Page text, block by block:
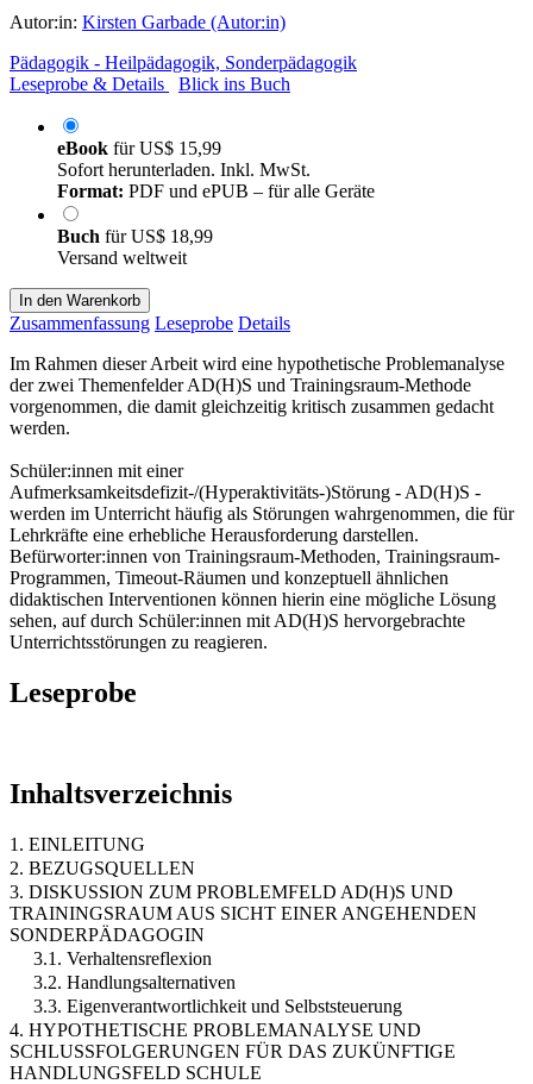
Autor:in: Kirsten Garbade (Autor:in)
Pädagogik - Heilpädagogik, Sonderpädagogik
Leseprobe & Details
Blick ins Buch
eBook fürUS$ 15,99
Sofort herunterladen. Inkl. MwSt.
Format: PDF und ePUB – für alle Geräte
Buch fürUS$ 18,99
Versand weltweit
In den Warenkorb
Zusammenfassung Leseprobe Details
Im Rahmen dieser Arbeit wird eine hypothetische Problemanalyse
der zwei Themenfelder AD(H)S und Trainingsraum-Methode
vorgenommen, die damit gleichzeitig kritisch zusammen gedacht
werden.
Schüler:innen mit einer
Aufmerksamkeitsdefizit-/(Hyperaktivitäts-)Störung - AD(H)S -
werden im Unterricht häufig als Störungen wahrgenommen, die für
Lehrkräfte eine erhebliche Herausforderung darstellen.
Befürworter:innen von Trainingsraum-Methoden, Trainingsraum-
Programmen, Timeout-Räumen und konzeptuell ähnlichen
didaktischen Interventionen können hierin eine mögliche Lösung
sehen, auf durch Schüler:innen mit AD(H)S hervorgebrachte
Unterrichtsstörungen zu reagieren.
Leseprobe
Inhaltsverzeichnis
1. EINLEITUNG
2. BEZUGSQUELLEN
3. DISKUSSION ZUM PROBLEMFELD AD(H)S UND
TRAININGSRAUM AUS SICHT EINER ANGEHENDEN
SONDERPÄDAGOGIN
3.1. Verhaltensreflexion
3.2. Handlungsalternativen
3.3. Eigenverantwortlichkeit und Selbststeuerung
4. HYPOTHETISCHE PROBLEMANALYSE UND
SCHLUSSFOLGERUNGEN FÜR DAS ZUKÜNFTIGE
HANDLUNGSFELD SCHULE